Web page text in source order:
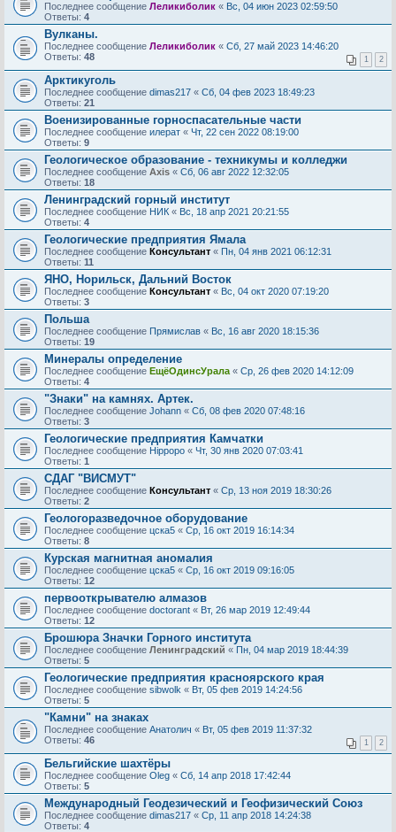
Последнее сообщение Леликиболик « Вс, 04 июн 2023 02:59:50
Ответы: 4
Вулканы.
Последнее сообщение Леликиболик « Сб, 27 май 2023 14:46:20
Ответы: 48 1 2
Арктикуголь
Последнее сообщение dimas217 « Сб, 04 фев 2023 18:49:23
Ответы: 21
Военизированные горноспасательные части
Последнее сообщение илерат « Чт, 22 сен 2022 08:19:00
Ответы: 9
Геологическое образование - техникумы и колледжи
Последнее сообщение Axis « Сб, 06 авг 2022 12:32:05
Ответы: 18
Ленинградский горный институт
Последнее сообщение НИК « Вс, 18 апр 2021 20:21:55
Ответы: 4
Геологические предприятия Ямала
Последнее сообщение Консультант « Пн, 04 янв 2021 06:12:31
Ответы: 11
ЯНО, Норильск, Дальний Восток
Последнее сообщение Консультант « Вс, 04 окт 2020 07:19:20
Ответы: 3
Польша
Последнее сообщение Прямислав « Вс, 16 авг 2020 18:15:36
Ответы: 19
Минералы определение
Последнее сообщение ЕщёОдинсУрала « Ср, 26 фев 2020 14:12:09
Ответы: 4
"Знаки" на камнях. Артек.
Последнее сообщение Johann « Сб, 08 фев 2020 07:48:16
Ответы: 3
Геологические предприятия Камчатки
Последнее сообщение Hippopo « Чт, 30 янв 2020 07:03:41
Ответы: 1
СДАГ "ВИСМУТ"
Последнее сообщение Консультант « Ср, 13 ноя 2019 18:30:26
Ответы: 2
Геологоразведочное оборудование
Последнее сообщение цска5 « Ср, 16 окт 2019 16:14:34
Ответы: 8
Курская магнитная аномалия
Последнее сообщение цска5 « Ср, 16 окт 2019 09:16:05
Ответы: 12
первооткрывателю алмазов
Последнее сообщение doctorant « Вт, 26 мар 2019 12:49:44
Ответы: 12
Брошюра Значки Горного института
Последнее сообщение Ленинградский « Пн, 04 мар 2019 18:44:39
Ответы: 5
Геологические предприятия красноярского края
Последнее сообщение sibwolk « Вт, 05 фев 2019 14:24:56
Ответы: 5
"Камни" на знаках
Последнее сообщение Анатолич « Вт, 05 фев 2019 11:37:32
Ответы: 46 1 2
Бельгийские шахтёры
Последнее сообщение Oleg « Сб, 14 апр 2018 17:42:44
Ответы: 5
Международный Геодезический и Геофизический Союз
Последнее сообщение dimas217 « Ср, 11 апр 2018 14:24:38
Ответы: 4